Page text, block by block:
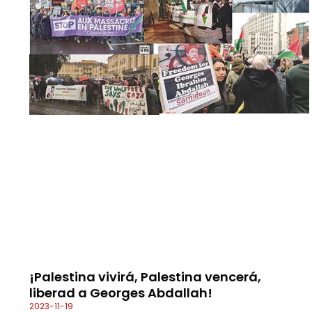
¡Palestina vivirá, Palestina vencerá,
liberad a Georges Abdallah!
2023-11-19